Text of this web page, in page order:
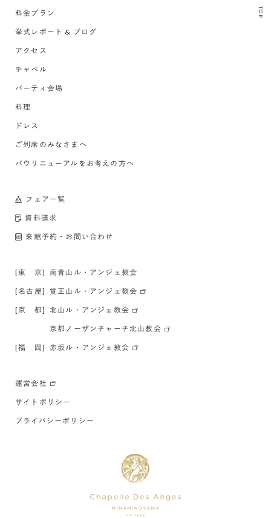
TOP
料金プラン
挙式レポート & ブログ
アクセス
チャペル
パーティ会場
料理
ドレス
ご列席のみなさまへ
バウリニューアルをお考えの方へ
フェア一覧
資料請求
来館予約・お問い合わせ
[東 京] 南青山ル・アンジェ教会
[名古屋] 覚王山ル・アンジェ教会
[京 都] 北山ル・アンジェ教会
京都ノーザンチャーチ北山教会
[福 岡] 赤坂ル・アンジェ教会
運営会社
サイトポリシー
プライバシーポリシー